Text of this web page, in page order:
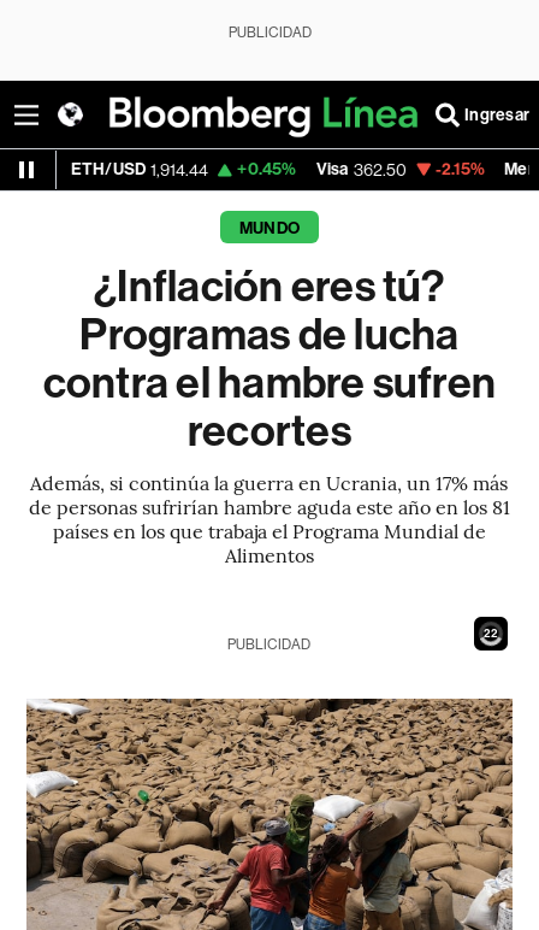
PUBLICIDAD
Ingresar
1,914.44 +0.45% Visa 362.50 -2.15% MercadoLibre
MUNDO
¿Inflación eres tú?
Programas de lucha
contra el hambre sufren
recortes
Además, si continúa la guerra en Ucrania, un 17% más
de personas sufrirían hambre aguda este año en los 81
países en los que trabaja el Programa Mundial de
Alimentos
20
PUBLICIDAD